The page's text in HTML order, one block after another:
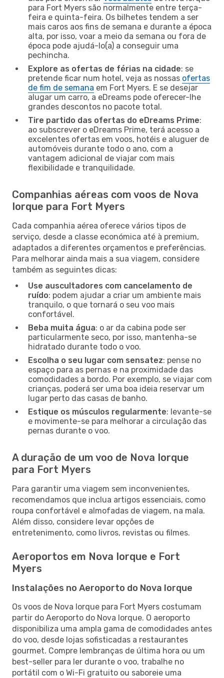
para Fort Myers são normalmente entre terça-
feira e quinta-feira. Os bilhetes tendem a ser
mais caros aos fins de semana e durante a época
alta, por isso, voar a meio da semana ou fora de
época pode ajudá-lo(a) a conseguir uma
pechincha.
Explore as ofertas de férias na cidade: se
pretende ficar num hotel, veja as nossas ofertas
de fim de semana em Fort Myers. E se desejar
alugar um carro, a eDreams pode oferecer-lhe
grandes descontos no pacote total.
Tire partido das ofertas do eDreams Prime:
ao subscrever o eDreams Prime, terá acesso a
excelentes ofertas em voos, hotéis e aluguer de
automóveis durante todo o ano, com a
vantagem adicional de viajar com mais
flexibilidade e tranquilidade.
Companhias aéreas com voos de Nova
Iorque para Fort Myers
Cada companhia aérea oferece vários tipos de
serviço, desde a classe económica até à premium,
adaptados a diferentes orçamentos e preferências.
Para melhorar ainda mais a sua viagem, considere
também as seguintes dicas:
Use auscultadores com cancelamento de
ruído: podem ajudar a criar um ambiente mais
tranquilo, o que tornará o seu voo mais
confortável.
Beba muita água: o ar da cabina pode ser
particularmente seco, por isso, mantenha-se
hidratado durante todo o voo.
Escolha o seu lugar com sensatez: pense no
espaço para as pernas e na proximidade das
comodidades a bordo. Por exemplo, se viajar com
crianças, poderá ser uma boa ideia reservar um
lugar perto das casas de banho.
Estique os músculos regularmente: levante-se
e movimente-se para melhorar a circulação das
pernas durante o voo.
A duração de um voo de Nova Iorque
para Fort Myers
Para garantir uma viagem sem inconvenientes,
recomendamos que inclua artigos essenciais, como
roupa confortável e almofadas de viagem, na mala.
Além disso, considere levar opções de
entretenimento, como livros, revistas ou filmes.
Aeroportos em Nova Iorque e Fort
Myers
Instalações no Aeroporto do Nova Iorque
Os voos de Nova Iorque para Fort Myers costumam
partir do Aeroporto do Nova Iorque. O aeroporto
disponibiliza uma ampla gama de comodidades antes
do voo, desde lojas sofisticadas a restaurantes
gourmet. Compre lembranças de última hora ou um
best-seller para ler durante o voo, trabalhe no
portátil com o Wi-Fi gratuito ou saboreie uma